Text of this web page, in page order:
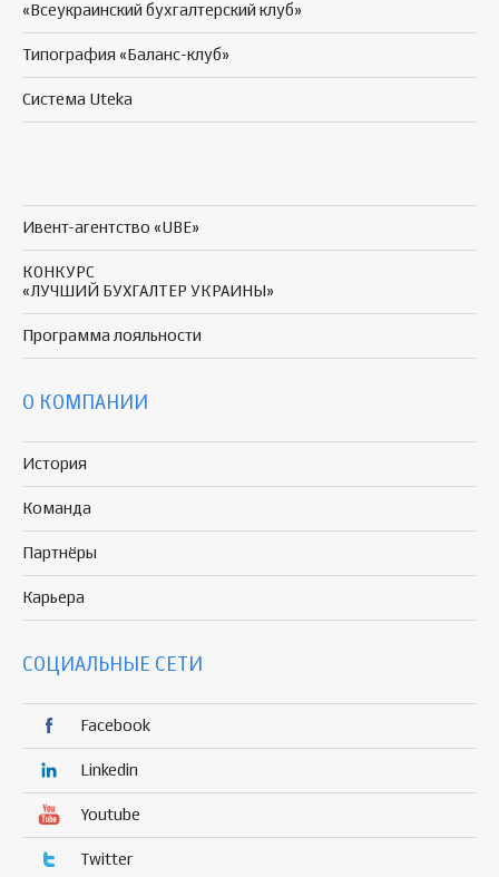
«Всеукраинский бухгалтерский клуб»
Типография «Баланс-клуб»
Система Uteka
Ивент-агентство «UBE»
КОНКУРС
«ЛУЧШИЙ БУХГАЛТЕР УКРАИНЫ»
Программа лояльности
О КОМПАНИИ
История
Команда
Партнёры
Карьера
СОЦИАЛЬНЫЕ СЕТИ
Facebook
Linkedin
Youtube
Twitter